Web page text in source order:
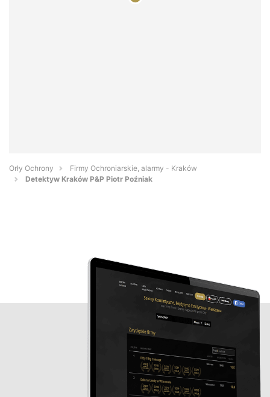
Orły Ochrony
Firmy Ochroniarskie, alarmy - Kraków
Detektyw Kraków P&P Piotr Poźniak